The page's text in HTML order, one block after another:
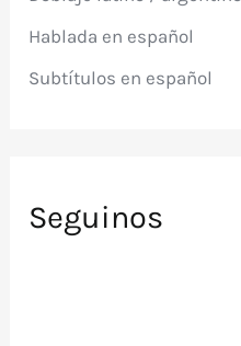
:Hablada en español
Subtítulos en español
Seguinos